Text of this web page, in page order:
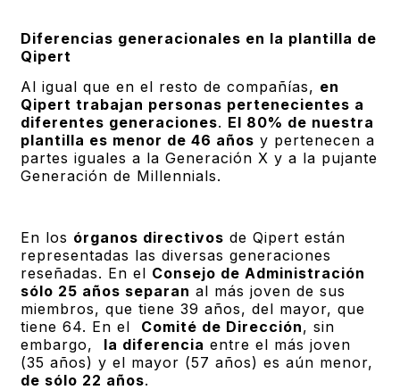
Diferencias generacionales en la plantilla de
Qipert
Al igual que en el resto de compañías, en
Qipert trabajan personas pertenecientes a
diferentes generaciones. El 80% de nuestra
plantilla es menor de 46 años y pertenecen a
partes iguales a la Generación X y a la pujante
Generación de Millennials.
En los órganos directivos de Qipert están
representadas las diversas generaciones
reseñadas. En el Consejo de Administración
sólo 25 años separan al más joven de sus
miembros, que tiene 39 años, del mayor, que
tiene 64. En el Comité de Dirección, sin
embargo, la diferencia entre el más joven
(35 años) y el mayor (57 años) es aún menor,
de sólo 22 años.